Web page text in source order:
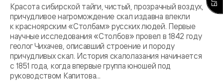
Красота сибирской тайги, чистый, прозрачный воздух,
причудливое нагромождение скал издавна влекли
к красноярским «Столбам» русских людей. Первые
научные исследования «Столбов» провел в 1842 году
геолог Чихачев, описавший строение и породу
причудливых скал. История скалолазания начинается
с 1851 года, когда впервые группа юношей под
руководством Капитова...